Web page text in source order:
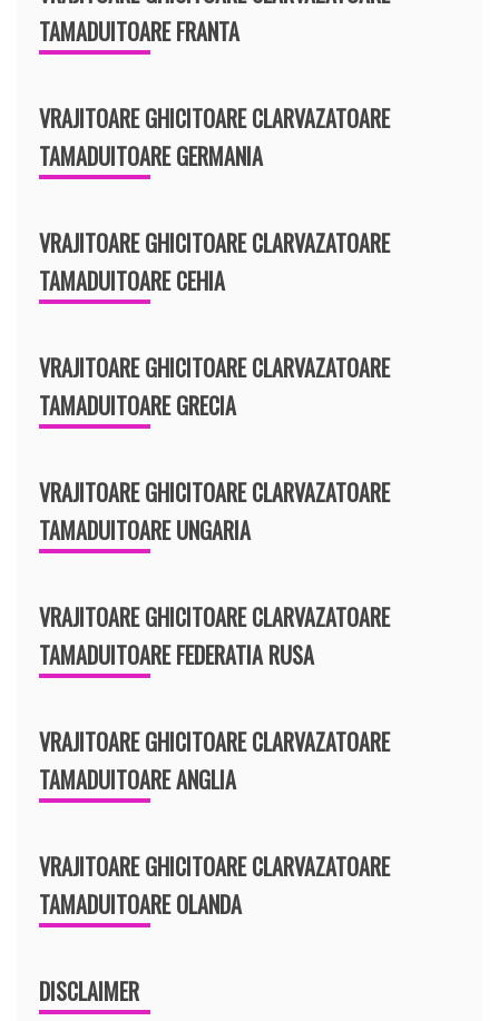
TAMADUITOARE FRANTA
VRAJITOARE GHICITOARE CLARVAZATOARE
TAMADUITOARE GERMANIA
VRAJITOARE GHICITOARE CLARVAZATOARE
TAMADUITOARE CEHIA
VRAJITOARE GHICITOARE CLARVAZATOARE
TAMADUITOARE GRECIA
VRAJITOARE GHICITOARE CLARVAZATOARE
TAMADUITOARE UNGARIA
VRAJITOARE GHICITOARE CLARVAZATOARE
TAMADUITOARE FEDERATIA RUSA
VRAJITOARE GHICITOARE CLARVAZATOARE
TAMADUITOARE ANGLIA
VRAJITOARE GHICITOARE CLARVAZATOARE
TAMADUITOARE OLANDA
DISCLAIMER